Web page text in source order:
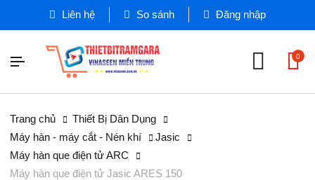
Liên hệ So sánh Đăng nhập
0
Trang chủ
Thiết Bị Dân Dụng
Máy hàn - máy cắt - Nén khí
Jasic
Máy hàn que điện tử ARC
Máy hàn que điện tử Jasic ARES 150